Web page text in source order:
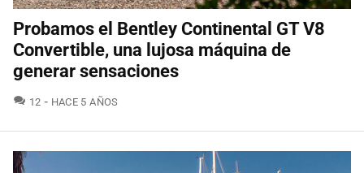
Probamos el Bentley Continental GT V8
Convertible, una lujosa máquina de
generar sensaciones
12 COMENTARIOS
HACE 5 AÑOS